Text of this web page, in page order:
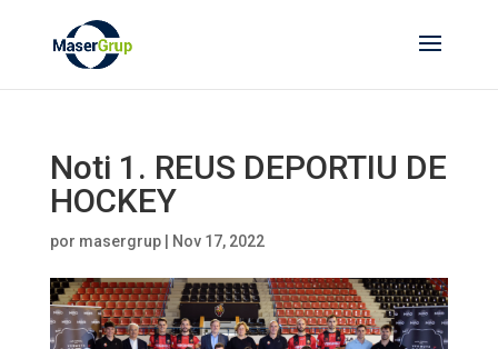
Noti 1. REUS DEPORTIU DE
HOCKEY
por masergrup| Nov 17, 2022